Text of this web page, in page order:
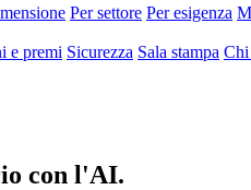
Per settore Per esigenza
e premi Sicurezza Sala stampa Chi
con l'AI.